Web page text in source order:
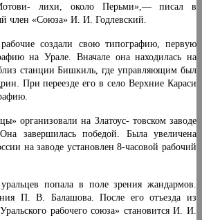
лихи, около Перьми»,— писал в
член «Союза» И. И. Годлевский.
создали свою типогра­фию, первую
на Урале. Вначале она находилась на
станции Бишкиль, где управляющим был
При переезде его в село Верхние Караси
организовали на Златоус- товском заводе
завершилась победой. Была увеличена
на заводе установлен 8-часовой рабочий
уральцев попала в поле зре­ния жандармов.
П. В. Балашо­ва. После его отъезда из
рабочего союза» становится И. И.